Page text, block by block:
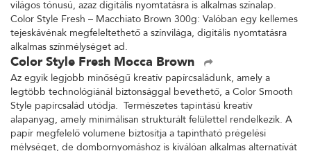
világos tónusú, azaz digitális nyomtatásra is alkalmas színalap.
Color Style Fresh – Macchiato Brown 300g: Valóban egy kellemes
tejeskávénak megfeleltethető a színvilága, digitális nyomtatásra
alkalmas színmélységet ad.
Color Style Fresh Mocca Brown
Az egyik legjobb minőségű kreatív papírcsaládunk, amely a
legtöbb technológiánál biztonsággal bevethető, a Color Smooth
Style papírcsalád utódja. Természetes tapintású kreatív
alapanyag, amely minimálisan strukturált felülettel rendelkezik. A
papír megfelelő volumene biztosítja a tapintható prégelési
mélységet, de dombornyomáshoz is kiválóan alkalmas alternatívát